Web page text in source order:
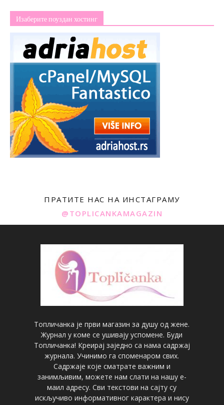
Изаберите поуздан хостинг
ПРАТИТЕ НАС НА ИНСТАГРАМУ
@TOPLICANKAMAGAZIN
Топличанка је први магазин за душу од жене.
Журнал у коме се ушивају успомене. Буди
Топличанка! Креирај заједно са нама садржај
журнала. Учинимо га споменаром свих.
Садржаје које сматрате важним и
занимљивим, можете нам слати на нашу е-
маил адресу. Сви текстови на сајту су
искључиво информативног карактера и нису